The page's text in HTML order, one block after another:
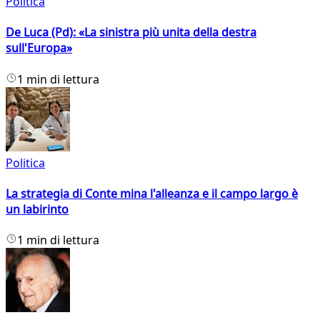
De Luca (Pd): «La sinistra più unita della destra
sull'Europa»
1 min di lettura
Politica
La strategia di Conte mina l'alleanza e il campo largo è
un labirinto
1 min di lettura